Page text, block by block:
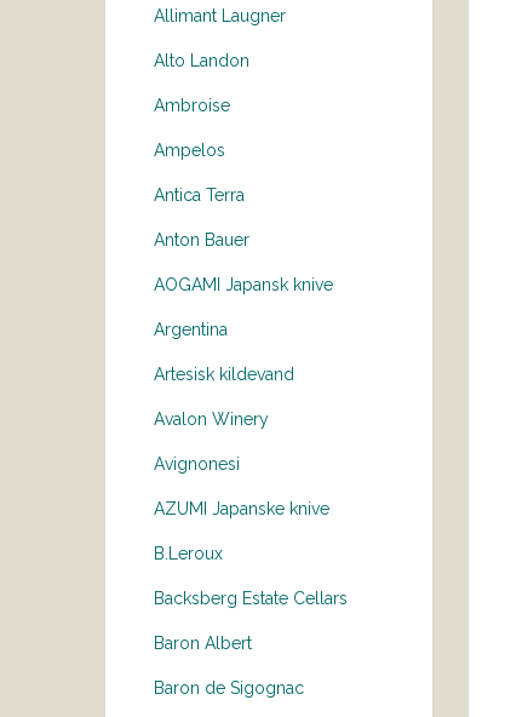
Allimant Laugner
Alto Landon
Ambroise
Ampelos
Antica Terra
Anton Bauer
AOGAMI Japansk knive
Argentina
Artesisk kildevand
Avalon Winery
Avignonesi
AZUMI Japanske knive
B.Leroux
Backsberg Estate Cellars
Baron Albert
Baron de Sigognac